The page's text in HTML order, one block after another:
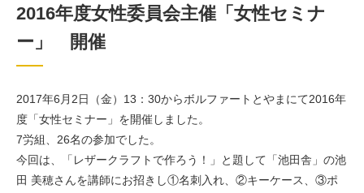
2016年度女性委員会主催「女性セミナ
ー」 開催
2017年6月2日（金）13：30からボルファートとやまにて2016年
度「女性セミナー」を開催しました。
7労組、26名の参加でした。
今回は、「レザークラフトで作ろう！」と題して「池田舎」の池
田 美穂さんを講師にお招きし①名刺入れ、②キーケース、③ポ